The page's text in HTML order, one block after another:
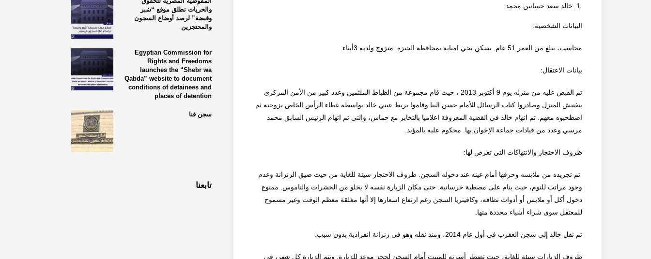
خالد سعد حسانين محمد:
البيانات الشخصية:
محاسب، يبلغ من العمر 51 عام. يسكن بحي امبابة بمحافظة الجيزة. متزوج ولديه 3أبناء.
بيانات الاعتقال:
تم القبض عليه من منزله يوم 9 أكتوبر 2013 ، حيث قام مجموعة من الظباط الملثمين وعدد كبير من الأمن المركزى
بتفتيش المنزل وصادروا كتاب الرسائل للأمام حسن البنا وقاموا بربط عيني خالد بواسطة غطاء الرأس الخاص بزوجته ثم
اصطحبوه معهم. تم اتهام خالد في القضية المعروفة اعلاميا بالتخابر مع حماس، والتي تم اتهام الرئيس السابق محمد
مرسي وعدد من قيادات جماعة الإخوان بها. محكوم عليه بالمؤبد.
ظروف الاحتجاز والانتهاكات التي تعرض لها:
تم تجريده من ملابسه وحرقها أمام عينه عند دخوله السجن. ظروف الاحتجاز سيئة للغاية من حيث ضيق الزنزانة وعدم
وجود مراتب للنوم، حيث ينام على مصطبة خرسانية. حتى مكان الزيارة نفسه لا يخلو من الحشرات والناموس. ممنوع
دخول أكل أو ملابس أو أدوات نظافه، وكافيتريا السجن رغم ارتفاع اسعارها إلا أنها مغلقة معظم الوقت وغير مسموح
للمعتقل سوى شراء أشياء محددة منها.
تم نقل خالد إلى سجن العقرب في أول عام 2014، ومنذ نقله وهو في زنزانة انفرادية بدون سبب.
ظروف الزيارات سيئة للغاية، حيث تضطر أسرته للمبيت أمام السجن لحجز موعد للزيارة. وتتم الزيارة كل شهر، في
والحريات تطلق موقع “شبر
وقبضة” لرصد أوضاع السجون
والمحتجزين
Egyptian Commission for
Rights and Freedoms
launches the “Shebr wa
Qabda” website to document
conditions of detainees and
places of detention
سجن قنا
تابعنا